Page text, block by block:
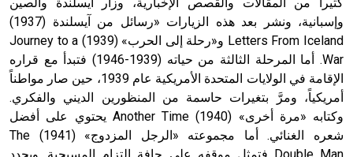
وإسبانية، ونشر بعد هذه الزيارات «رسائل من آيسلندة (1937)
Letters From Iceland و«رحلة إلى الحرب» (1939) Journey to a
War. أما المرحلة الثالثة من حياته (1939-1946) فتبدأ مع قراره
الإقامة في الولايات المتحدة الأمريكية عام 1939، حين صار مواطناً
أمريكياً، ومرَّ بتغيرات حاسمة من المنظورين الديني والفكري.
وكتابه «مرة أخرى» (1940) Another Time يحتوي على أفضل
شعره الغنائي. أما مجموعته «الرجل المزدوج» (1941) The